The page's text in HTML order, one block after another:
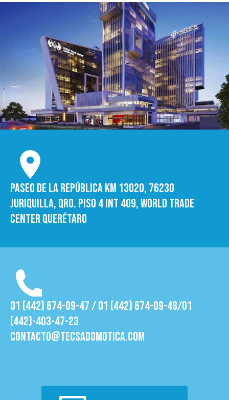
Paseo de la República Km 13020, 76230
Juriquilla, Qro. Piso 4 int 409, World trade
Center Querétaro
01 (442) 674-09-47 / 01 (442) 674-09-48/01
(442)-403-47-23
contacto@tecsadomotica.com